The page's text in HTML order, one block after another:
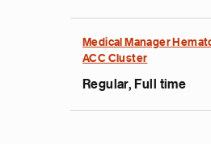
Medical Manager
ACC Cluster
Regular, Full time